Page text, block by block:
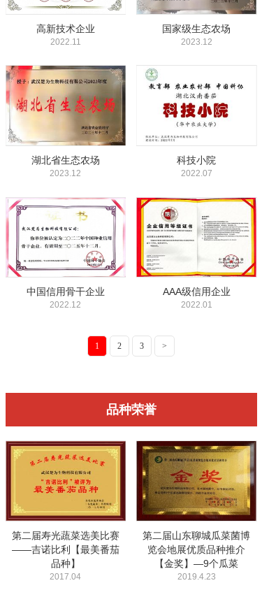
高新技术企业
2022.11
国家级生态农场
2023.12
湖北省生态农场
2023.12
科技小院
2022.07
中国信用骨干企业
2022.12
AAA级信用企业
2022.01
1 2 3 >
品种荣誉
第二届寿光蔬菜选美比赛
——吉诺比利【最美番茄
品种】
2017.04
第二届山东聊城瓜菜菌博
览会地展优质品种推介
【金奖】—9个瓜菜
2019.4.23